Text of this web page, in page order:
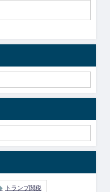
トランプ関税